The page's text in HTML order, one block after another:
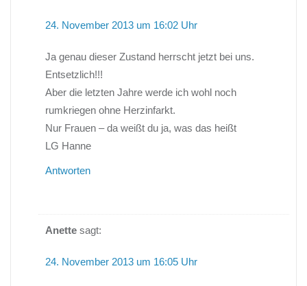
24. November 2013 um 16:02 Uhr
Ja genau dieser Zustand herrscht jetzt bei uns.
Entsetzlich!!!
Aber die letzten Jahre werde ich wohl noch
rumkriegen ohne Herzinfarkt.
Nur Frauen – da weißt du ja, was das heißt
LG Hanne
Antworten
Anette sagt:
24. November 2013 um 16:05 Uhr